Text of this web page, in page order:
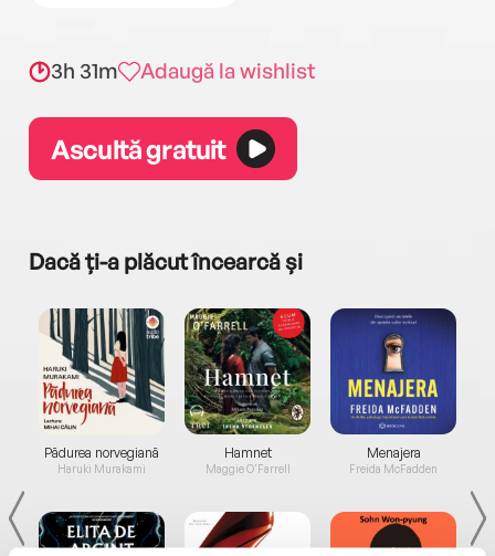
3h 31m Adaugă la wishlist
Ascultă gratuit
Dacă ți-a plăcut încearcă și
Pădurea norvegiană
Haruki Murakami
Hamnet
Maggie O'Farrell
Menajera
Freida McFadden